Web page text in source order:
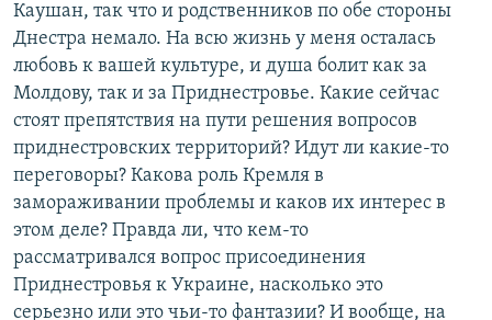
Каушан, так что и родственников по обе стороны
Днестра немало. На всю жизнь у меня осталась
любовь к вашей культуре, и душа болит как за
Молдову, так и за Приднестровье. Какие сейчас
стоят препятствия на пути решения вопросов
приднестровских территорий? Идут ли какие-то
переговоры? Какова роль Кремля в
замораживании проблемы и каков их интерес в
этом деле? Правда ли, что кем-то
рассматривался вопрос присоединения
Приднестровья к Украине, насколько это
серьезно или это чьи-то фантазии? И вообще, на